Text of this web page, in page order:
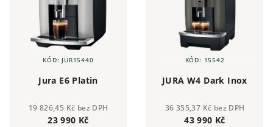
Jura E6 Platin
19 826,45 Kč bez DPH
23 990 Kč
KÓD: JUR15440
JURA W4 Dark Inox
36 355,37 Kč bez DPH
43 990 Kč
KÓD: 15542